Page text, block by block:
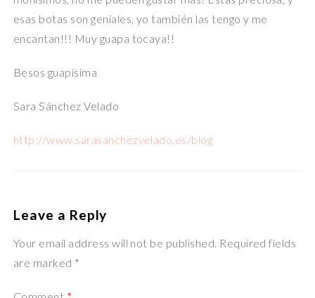
esas botas son geniales, yo también las tengo y me
encantan!!! Muy guapa tocaya!!
Besos guapísima
Sara Sánchez Velado
http://www.sarasanchezvelado.es/blog
Leave a Reply
Your email address will not be published. Required fields
are marked *